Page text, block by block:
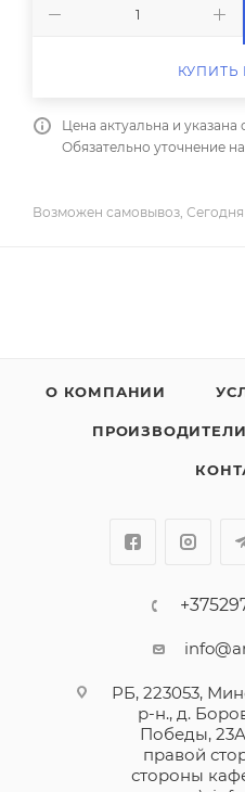
КУПИТЬ
Цена актуальна и указана
Обязательно уточнение
Возможен самовывоз, Сегодня
О КОМПАНИИ
ПРОИЗВОДИТЕЛИ
РБ, 223053,
р-н., д.
Победы,
правой
стороны